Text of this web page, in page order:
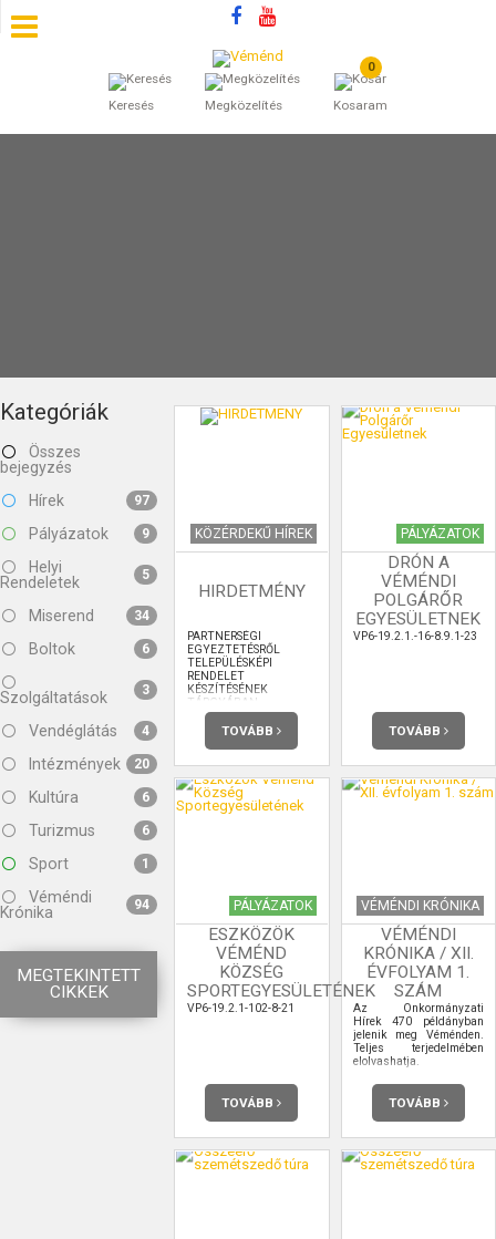
Keresés Megközelítés
0
Kosaram
SZÁLLÁSOK
BEJEGYZÉSEK
Kategóriák
Összes
bejegyzés
Hírek
97
Pályázatok 9
Helyi
Rendeletek
5
Miserend 34
Boltok 6
Szolgáltatások 3
Vendéglátás 4
Intézmények 20
Kultúra 6
Turizmus 6
Sport 1
Véméndi
Krónika
94
MEGTEKINTETT
CIKKEK
KÖZÉRDEKŰ HÍREK
HIRDETMÉNY
PARTNERSÉGI
EGYEZTETÉSRŐL
TELEPÜLÉSKÉPI
RENDELET
KÉSZÍTÉSÉNEK
TÁRGYÁBAN
TOVÁBB
PÁLYÁZATOK
DRÓN A
VÉMÉNDI
POLGÁRŐR
EGYESÜLETNEK
VP6-19.2.1.-16-8.9.1-23
TOVÁBB
PÁLYÁZATOK
ESZKÖZÖK
VÉMÉND
KÖZSÉG
SPORTEGYESÜLETÉNEK
VP6-19.2.1-102-8-21
TOVÁBB
VÉMÉNDI KRÓNIKA
VÉMÉNDI
KRÓNIKA / XII.
ÉVFOLYAM 1.
SZÁM
Az Önkormányzati
Hírek 470 példányban
jelenik meg Véménden.
Teljes terjedelmében
elolvashatja.
TOVÁBB